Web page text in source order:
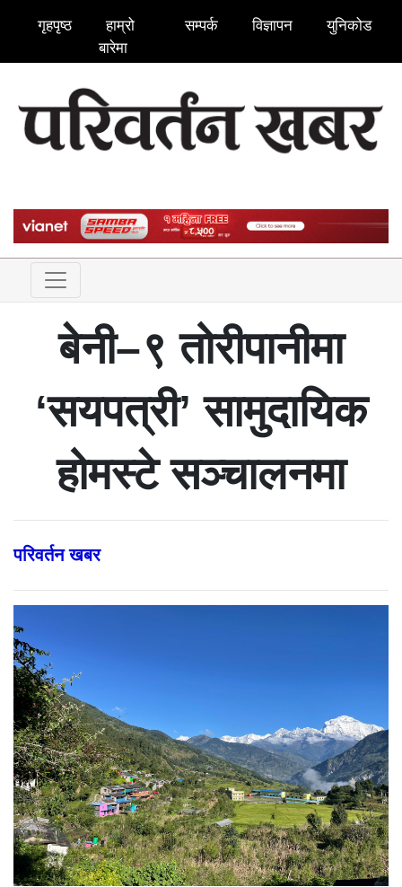
गृहपृष्ठ
हाम्रो
बारेमा
सम्पर्क विज्ञापन युनिकोड
बेनी–९ तोरीपानीमा
‘सयपत्री’ सामुदायिक
होमस्टे सञ्चालनमा
परिवर्तन खबर